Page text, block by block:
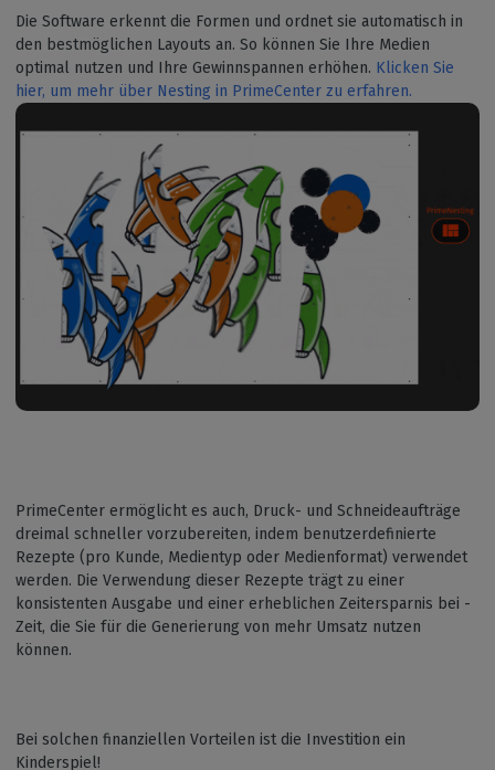
Die Software erkennt die Formen und ordnet sie automatisch in
den bestmöglichen Layouts an. So können Sie Ihre Medien
optimal nutzen und Ihre Gewinnspannen erhöhen. Klicken Sie
hier, um mehr über Nesting in PrimeCenter zu erfahren.
PrimeCenter ermöglicht es auch, Druck- und Schneideaufträge
dreimal schneller vorzubereiten, indem benutzerdefinierte
Rezepte (pro Kunde, Medientyp oder Medienformat) verwendet
werden. Die Verwendung dieser Rezepte trägt zu einer
konsistenten Ausgabe und einer erheblichen Zeitersparnis bei -
Zeit, die Sie für die Generierung von mehr Umsatz nutzen
können.
Bei solchen finanziellen Vorteilen ist die Investition ein
Kinderspiel!